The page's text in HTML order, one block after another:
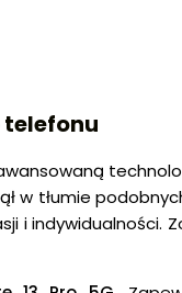
telefonu
w tłumie
i indywidualności.